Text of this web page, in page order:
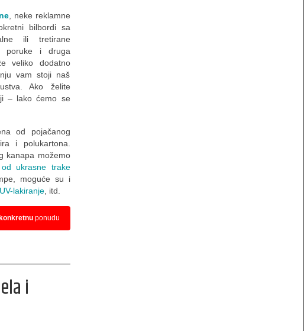
, neke reklamne
bilbordi sa
ili tretirane
poruke i druga
veliko dodatno
vam stoji naš
Ako želite
– lako ćemo se
od pojačanog
i polukartona.
kanapa možemo
ukrasne trake
moguće su i
lakiranje, itd.
konkretnuponudu
i